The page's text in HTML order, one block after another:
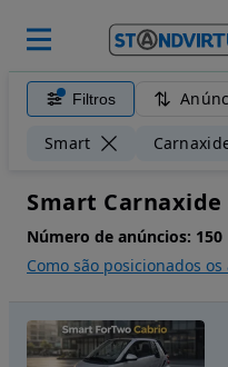
Filtros
Smart
Smart Carnaxide
Número de anúncios: 150
Como são posicionados os